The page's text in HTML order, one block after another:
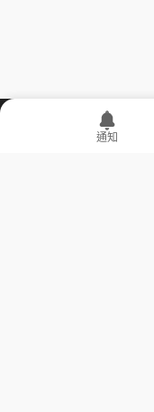
通知